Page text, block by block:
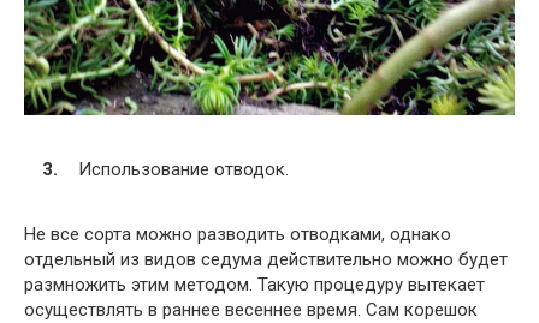
Использование отводок.
Не все сорта можно разводить отводками, однако
отдельный из видов седума действительно можно будет
размножить этим методом. Такую процедуру вытекает
осуществлять в раннее весеннее время. Сам корешок